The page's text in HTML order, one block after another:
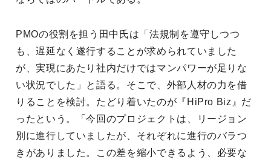
PMOの役割を担う田中氏は「法規制を遵守しつつ
も、遅延なく遂行することが求められていました
が、実現にあたり社内だけではマンパワーが足りな
い状況でした」と語る。そこで、外部人材の力を借
りることを検討。たどり着いたのが『HiPro Biz』だ
ったという。「今回のプロジェクトは、リージョン
別に進行していましたが、それぞれに進行のバラつ
きがありました。この差を縮小できるよう、必要な